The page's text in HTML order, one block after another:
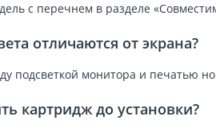
с перечнем в разделе
отличаются от экрана?
подсветкой монитора и печатью
картридж до установки?